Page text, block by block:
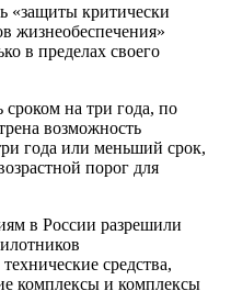
«защиты критически
жизнеобеспечения»
в пределах своего
сроком на три года, по
возможность
года или меньший срок,
порог для
в России разрешили
средства,
комплексы и комплексы